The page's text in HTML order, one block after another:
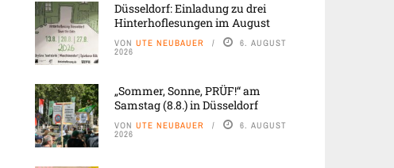
Düsseldorf: Einladung zu drei
Hinterhoflesungen im August
VON UTE NEUBAUER 6. AUGUST
2026
„Sommer, Sonne, PRÜF!“ am
Samstag (8.8.) in Düsseldorf
VON UTE NEUBAUER 6. AUGUST
2026